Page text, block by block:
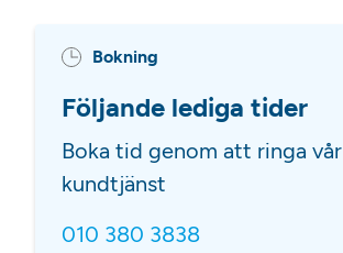
Bokning
Följande lediga tider
Boka tid genom att ringa vår
kundtjänst
010 380 3838